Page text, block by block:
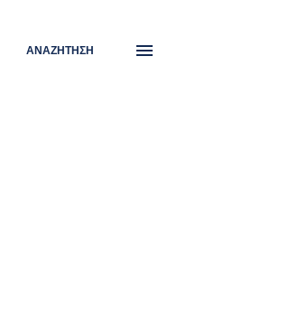
ΑΝΑΖΉΤΗΣΗ